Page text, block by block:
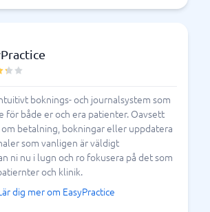
boknings- och journalsystem som
för både er och era patienter. Oavsett
betalning, bokningar eller uppdatera
som vanligen är väldigt
ni nu i lugn och ro fokusera på det som
och klinik.
dig mer om EasyPractice